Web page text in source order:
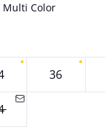
Multi Color
36